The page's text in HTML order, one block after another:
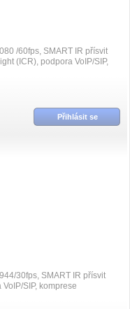
/60fps, SMART IR přísvit
(ICR), podpora VoIP/SIP,
Přihlásit se
30fps, SMART IR přísvit
SIP, komprese